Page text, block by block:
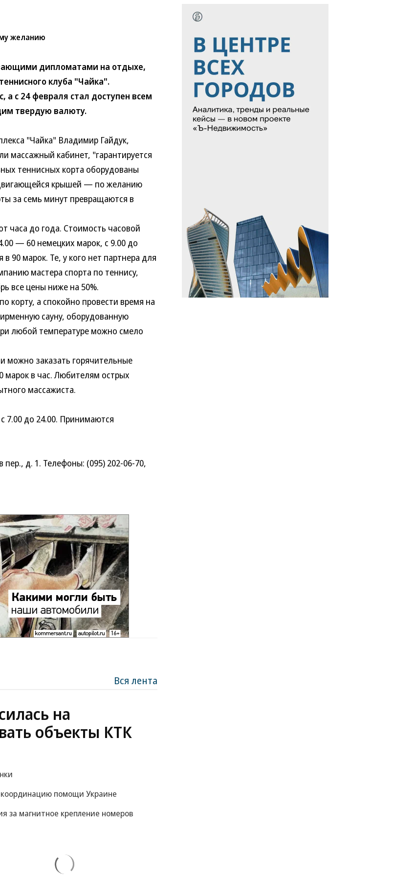
желанию
дипломатами на отдыхе,
клуба "Чайка".
с 24 февраля стал доступен всем
твердую валюту.
"Чайка" Владимир Гайдук,
массажный кабинет, "гарантируется
теннисных корта оборудованы
крышей — по желанию
за семь минут превращаются в
до года. Стоимость часовой
— 60 немецких марок, с 9.00 до
90 марок. Те, у кого нет партнера для
мастера спорта по теннису,
все цены ниже на 50%.
а спокойно провести время на
сауну, оборудованную
любой температуре можно смело
заказать горячительные
марок в час. Любителям острых
массажиста.
до 24.00. Принимаются
д. 1. Телефоны: (095) 202-06-70,
Вся лента
на
объекты КТК
координацию помощи Украине
за магнитное крепление номеров